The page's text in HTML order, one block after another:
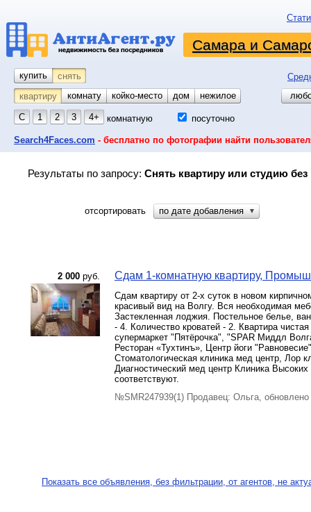
Самара и
купить снять
квартиру
комнату койко-место дом гараж
участок
нежилое
С 1 2 3 4+ комнатную посуточно
Search4Faces.com - бесплатно по фотографии найти
Результаты по запросу: Снять квартиру или студию
отсортировать по дате добавления ▼
2 000 руб. Сдам 1-комнатную квартиру,
Сдам квартиру от 2-х суток в новом
красивый вид на Волгу. Вся необходимая
Застекленная лоджия. Постельное белье,
- 4. Количество кроватей - 2. Квартира
супермаркет "Пятёрочка", "SPAR Миддл
Ресторан «Тухтинъ», Центр йоги
Стоматологическая клиника мед центр, Лор
Диагностический мед центр Клиника
соответствуют.
№SMR247939(1) Продавец: Ольга, обновлено
Показать все объявления, без фильтрации, от агентов, не